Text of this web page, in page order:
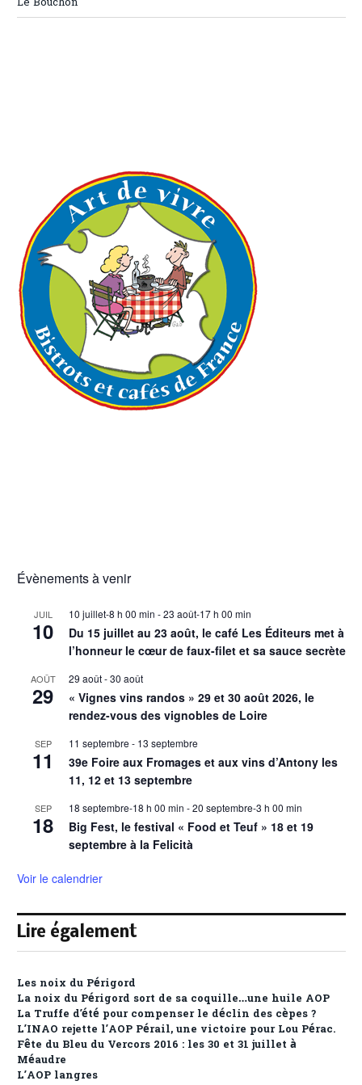
Évènements à venir
JUIL
10
10 juillet-8 h 00 min -23 août-17 h 00 min
Du 15 juillet au 23 août, le café Les Éditeurs met à
l’honneur le cœur de faux-filet et sa sauce secrète
AOÛT
29
29 août-30 août
« Vignes vins randos » 29 et 30 août 2026, le
rendez-vous des vignobles de Loire
SEP
11
11 septembre - 13 septembre
39e Foire aux Fromages et aux vins d’Antony les
11, 12 et 13 septembre
SEP
18
18 septembre-18 h 00 min -20 septembre-3 h 00 min
Big Fest, le festival « Food et Teuf » 18 et 19
septembre à la Felicità
Voir le calendrier
Lire également
Les noix du Périgord
La noix du Périgord sort de sa coquille…une huile AOP
La Truffe d’été pour compenser le déclin des cèpes ?
L’INAO rejette l’AOP Pérail, une victoire pour Lou Pérac.
Fête du Bleu du Vercors 2016 : les 30 et 31 juillet à
Méaudre
L’AOP langres